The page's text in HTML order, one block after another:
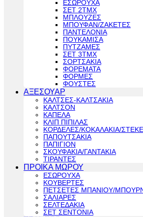
ΕΣΩΡΟΥΧΑ
ΣΕΤ 2ΤΜΧ
ΜΠΛΟΥΖΕΣ
ΜΠΟΥΦΑΝ/ΖΑΚΕΤΕΣ
ΠΑΝΤΕΛΟΝΙΑ
ΠΟΥΚΑΜΙΣΑ
ΠΥΤΖΑΜΕΣ
ΣΕΤ 3ΤΜΧ
ΣΟΡΤΣΑΚΙΑ
ΦΟΡΕΜΑΤΑ
ΦΟΡΜΕΣ
ΦΟΥΣΤΕΣ
ΑΞΕΣΟΥΑΡ
ΚΑΛΤΣΕΣ-ΚΑΛΤΣΑΚΙΑ
ΚΑΛΤΣΟΝ
ΚΑΠΕΛΑ
ΚΛΙΠ ΠΙΠΙΛΑΣ
ΚΟΡΔΕΛΕΣ/ΚΟΚΑΛΑΚΙΑ/
ΠΑΠΟΥΤΣΑΚΙΑ
ΠΑΠΙΓΙΟΝ
ΣΚΟΥΦΑΚΙΑ/ΓΑΝΤΑΚΙΑ
ΤΙΡΑΝΤΕΣ
ΠΡΟΙΚΑ ΜΩΡΟΥ
ΕΣΩΡΟΥΧΑ
ΚΟΥΒΕΡΤΕΣ
ΠΕΤΣΕΤΕΣ ΜΠΑΝΙΟΥ/
ΣΑΛΙΑΡΕΣ
ΣΕΛΤΕΔΑΚΙΑ
ΣΕΤ ΣΕΝΤΟΝΙΑ